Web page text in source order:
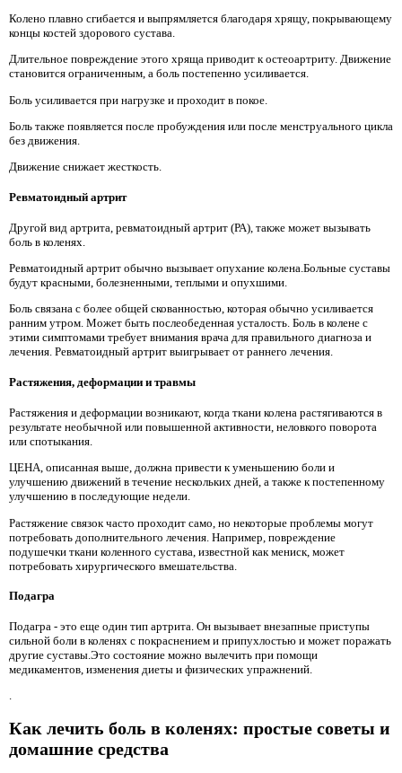
Колено плавно сгибается и выпрямляется благодаря хрящу, покрывающему
концы костей здорового сустава.
Длительное повреждение этого хряща приводит к остеоартриту. Движение
становится ограниченным, а боль постепенно усиливается.
Боль усиливается при нагрузке и проходит в покое.
Боль также появляется после пробуждения или после менструального цикла
без движения.
Движение снижает жесткость.
Ревматоидный артрит
Другой вид артрита, ревматоидный артрит (РА), также может вызывать
боль в коленях.
Ревматоидный артрит обычно вызывает опухание колена.Больные суставы
будут красными, болезненными, теплыми и опухшими.
Боль связана с более общей скованностью, которая обычно усиливается
ранним утром. Может быть послеобеденная усталость. Боль в колене с
этими симптомами требует внимания врача для правильного диагноза и
лечения. Ревматоидный артрит выигрывает от раннего лечения.
Растяжения, деформации и травмы
Растяжения и деформации возникают, когда ткани колена растягиваются в
результате необычной или повышенной активности, неловкого поворота
или спотыкания.
ЦЕНА, описанная выше, должна привести к уменьшению боли и
улучшению движений в течение нескольких дней, а также к постепенному
улучшению в последующие недели.
Растяжение связок часто проходит само, но некоторые проблемы могут
потребовать дополнительного лечения. Например, повреждение
подушечки ткани коленного сустава, известной как мениск, может
потребовать хирургического вмешательства.
Подагра
Подагра - это еще один тип артрита. Он вызывает внезапные приступы
сильной боли в коленях с покраснением и припухлостью и может поражать
другие суставы.Это состояние можно вылечить при помощи
медикаментов, изменения диеты и физических упражнений.
.
Как лечить боль в коленях: простые советы и
домашние средства